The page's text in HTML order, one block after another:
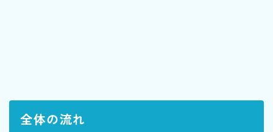
全体の流れ